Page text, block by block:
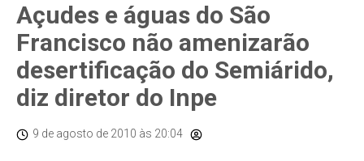
Açudes e águas do São
Francisco não amenizarão
desertificação do Semiárido,
diz diretor do Inpe
9 de agosto de 2010 às 20:04